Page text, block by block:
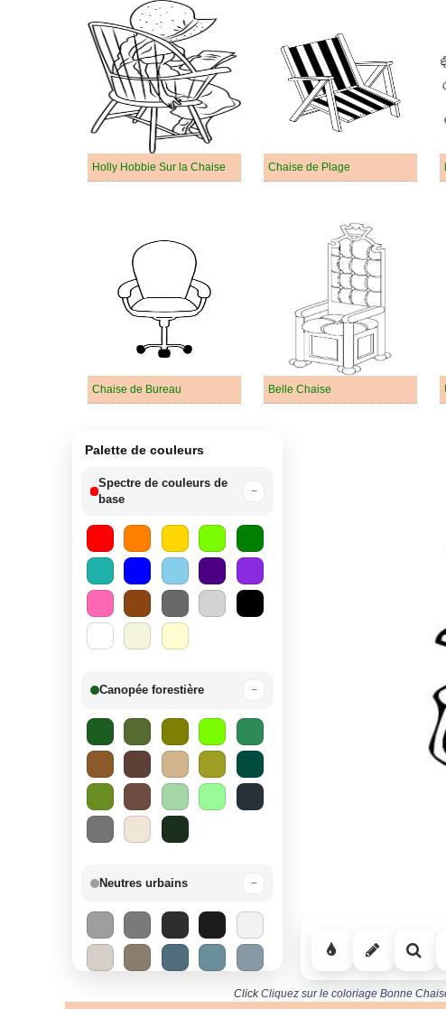
Holly Hobbie Sur la Chaise Chaise de Plage
Chaise de Bureau Belle Chaise
Palette de couleurs
Spectre de couleurs de
base
−
Canopée forestière −
Neutres urbains −
ClickCliquez sur le coloriage Bonne